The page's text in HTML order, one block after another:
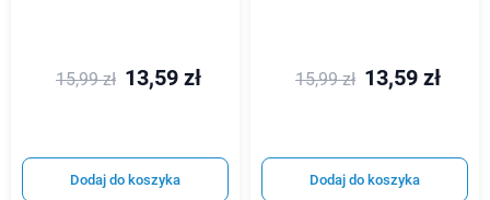
15,99 zł 13,59 zł
Dodaj do koszyka
15,99 zł 13,59 zł
Dodaj do koszyka